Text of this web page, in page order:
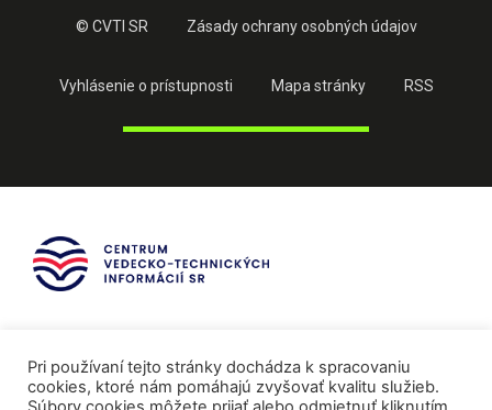
© CVTI SR Zásady ochrany osobných údajov
Vyhlásenie o prístupnosti Mapa stránky RSS
Pri používaní tejto stránky dochádza k spracovaniu
cookies, ktoré nám pomáhajú zvyšovať kvalitu služieb.